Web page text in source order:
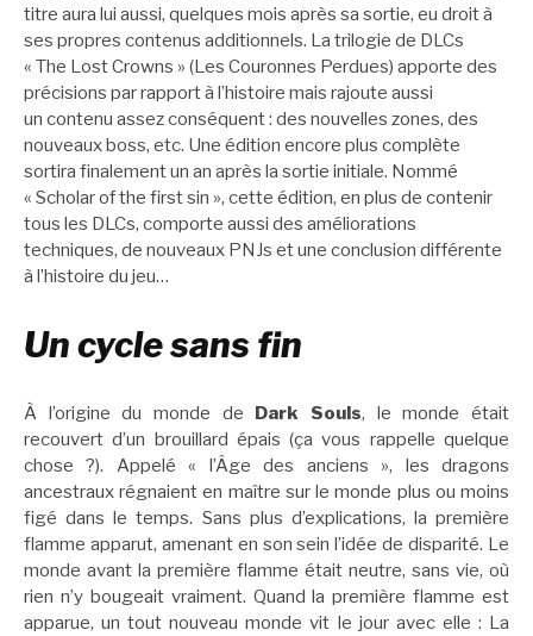
titre aura lui aussi, quelques mois après sa sortie, eu droit à
ses propres contenus additionnels. La trilogie de DLCs
« The Lost Crowns » (Les Couronnes Perdues) apporte des
précisions par rapport à l’histoire mais rajoute aussi
un contenu assez conséquent : des nouvelles zones, des
nouveaux boss, etc. Une édition encore plus complète
sortira finalement un an après la sortie initiale. Nommé
« Scholar of the first sin », cette édition, en plus de contenir
tous les DLCs, comporte aussi des améliorations
techniques, de nouveaux PNJs et une conclusion différente
à l’histoire du jeu…
Un cycle sans fin
À l’origine du monde de Dark Souls, le monde était
recouvert d’un brouillard épais (ça vous rappelle quelque
chose ?). Appelé « l’Âge des anciens », les dragons
ancestraux régnaient en maître sur le monde plus ou moins
figé dans le temps. Sans plus d’explications, la première
flamme apparut, amenant en son sein l’idée de disparité. Le
monde avant la première flamme était neutre, sans vie, où
rien n’y bougeait vraiment. Quand la première flamme est
apparue, un tout nouveau monde vit le jour avec elle : La